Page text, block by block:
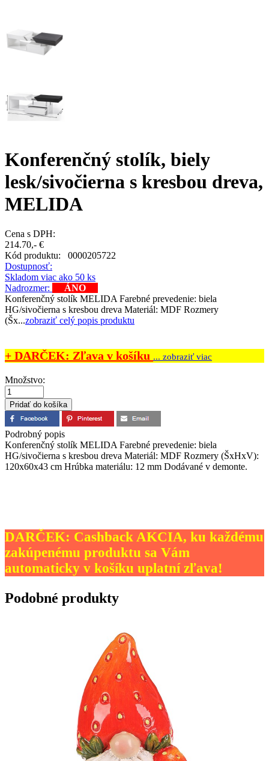
Konferenčný stolík, biely
lesk/sivočierna s kresbou dreva,
MELIDA
Cena s DPH:
214.70,- €
Kód produktu: 0000205722
Dostupnosť:
Skladom viac ako 50 ks
Nadrozmer:
ÁNO
Konferenčný stolík MELIDA Farebné prevedenie: biela
HG/sivočierna s kresbou dreva Materiál: MDF Rozmery
(Šx...zobraziť celý popis produktu
+ DARČEK: Zľava v košíku ... zobraziť viac
Množstvo:
Podrobný popis
Konferenčný stolík MELIDA Farebné prevedenie: biela
HG/sivočierna s kresbou dreva Materiál: MDF Rozmery (ŠxHxV):
120x60x43 cm Hrúbka materiálu: 12 mm Dodávané v demonte.
DARČEK: Cashback AKCIA, ku každému
zakúpenému produktu sa Vám
automaticky v košíku uplatní zľava!
Podobné produkty